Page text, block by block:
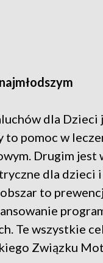
dla Dzieci
to pomoc w
Drugim
dla dzieci
to
Te wszystkie
Związku